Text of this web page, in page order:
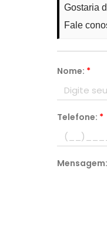
Gostaria
Fale
Nome: *
Telefone: *
Mensagem: